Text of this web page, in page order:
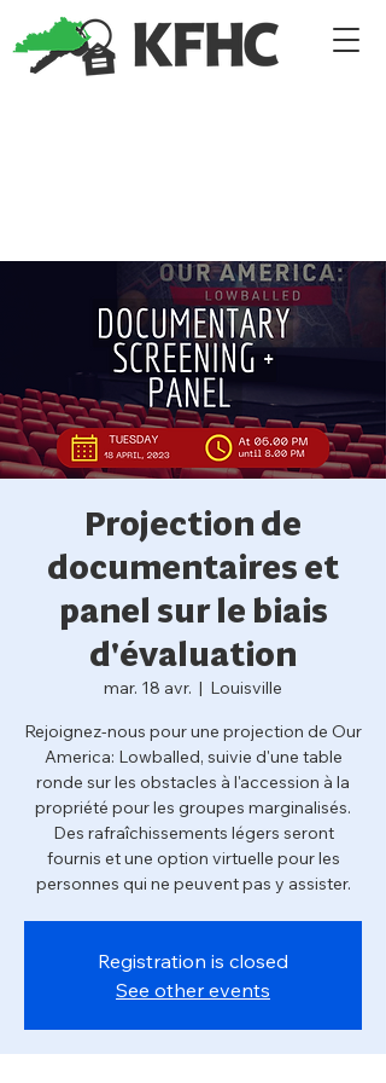
Projection de
documentaires et
panel sur le biais
d'évaluation
mar. 18 avr.
  |
Louisville
Rejoignez-nous pour une projection de Our
America: Lowballed, suivie d'une table
ronde sur les obstacles à l'accession à la
propriété pour les groupes marginalisés.
Des rafraîchissements légers seront
fournis et une option virtuelle pour les
personnes qui ne peuvent pas y assister.
Registration is closed
See other events